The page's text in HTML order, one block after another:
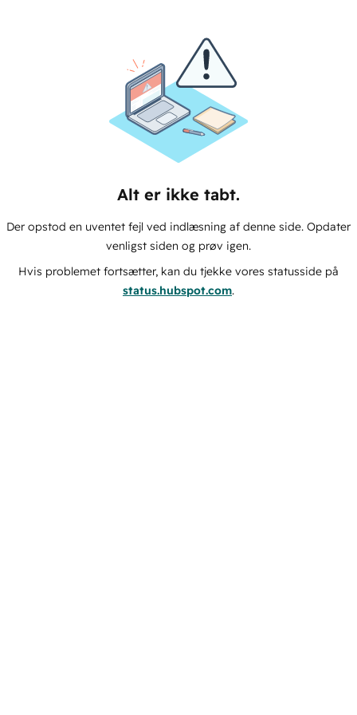
Alt er ikke tabt.
Der opstod en uventet fejl ved indlæsning af denne side. Opdater
venligst siden og prøv igen.
Hvis problemet fortsætter, kan du tjekke vores statusside på
status.hubspot.com.